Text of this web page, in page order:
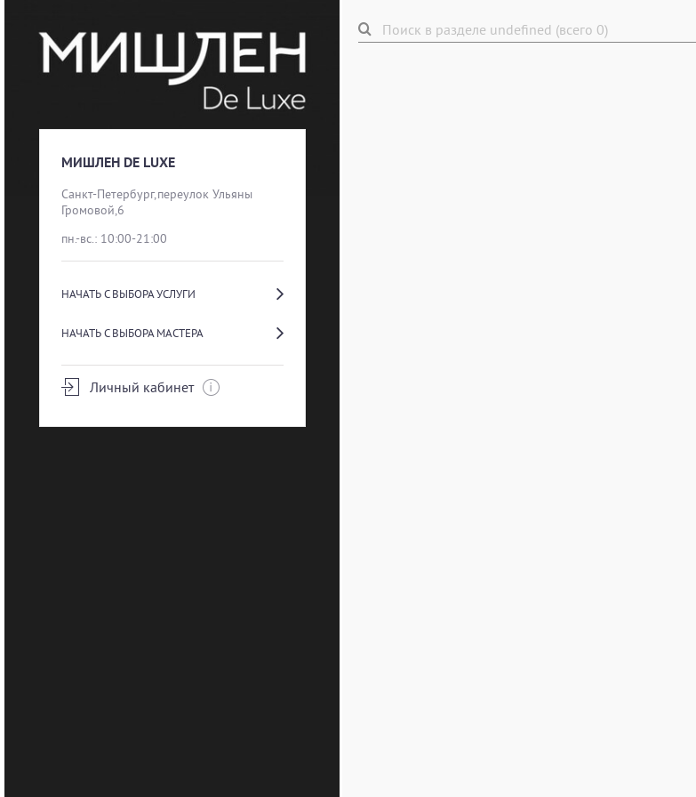
МИШЛЕН DE LUXE
Санкт-Петербург,переулок Ульяны
Громовой,6
пн.-вс.: 10:00-21:00
НАЧАТЬ С ВЫБОРА УСЛУГИ
НАЧАТЬ С ВЫБОРА МАСТЕРА
Личный кабинет